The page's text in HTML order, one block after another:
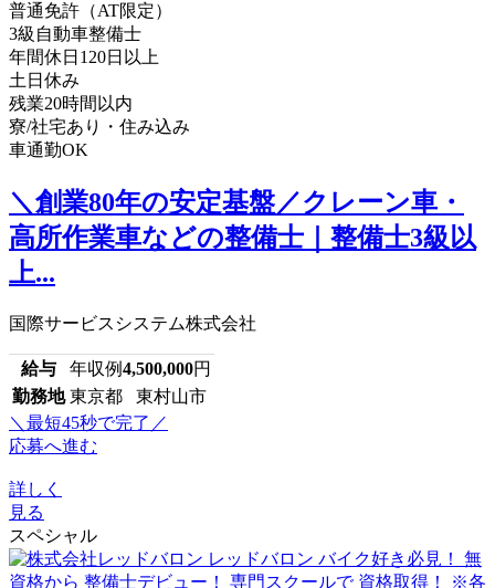
普通免許（AT限定）
3級自動車整備士
年間休日120日以上
土日休み
残業20時間以内
寮/社宅あり・住み込み
車通勤OK
＼創業80年の安定基盤／クレーン車・
高所作業車などの整備士｜整備士3級以
上...
国際サービスシステム株式会社
給与 年収例4,500,000円
勤務地 東京都 東村山市
＼最短45秒で完了／
応募へ進む
詳しく
見る
スペシャル